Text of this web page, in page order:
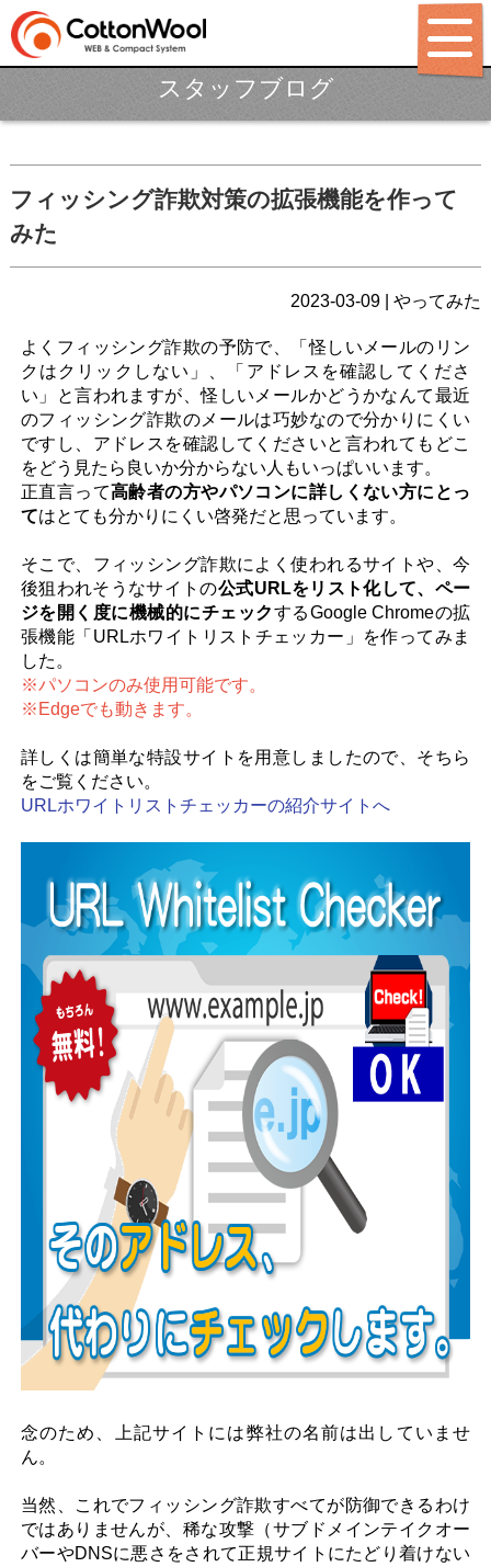
スタッフブログ
フィッシング詐欺対策の拡張機能を作って
みた
2023-03-09 | やってみた
よくフィッシング詐欺の予防で、「怪しいメールのリン
クはクリックしない」、「アドレスを確認してくださ
い」と言われますが、怪しいメールかどうかなんて最近
のフィッシング詐欺のメールは巧妙なので分かりにくい
ですし、アドレスを確認してくださいと言われてもどこ
をどう見たら良いか分からない人もいっぱいいます。
正直言って高齢者の方やパソコンに詳しくない方にとっ
てはとても分かりにくい啓発だと思っています。
そこで、フィッシング詐欺によく使われるサイトや、今
後狙われそうなサイトの公式URLをリスト化して、ペー
ジを開く度に機械的にチェックするGoogle Chromeの拡
張機能「URLホワイトリストチェッカー」を作ってみま
した。
※パソコンのみ使用可能です。
※Edgeでも動きます。
詳しくは簡単な特設サイトを用意しましたので、そちら
をご覧ください。
URLホワイトリストチェッカーの紹介サイトへ
念のため、上記サイトには弊社の名前は出していませ
ん。
当然、これでフィッシング詐欺すべてが防御できるわけ
ではありませんが、稀な攻撃（サブドメインテイクオー
バーやDNSに悪さをされて正規サイトにたどり着けない
サービス
LABO
BLOG
会社概要
お問い合わせ